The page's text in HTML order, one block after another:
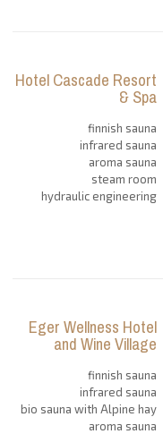
Hotel Cascade Resort
& Spa
finnish sauna
infrared sauna
aroma sauna
steam room
hydraulic engineering
Eger Wellness Hotel
and Wine Village
finnish sauna
infrared sauna
bio sauna with Alpine hay
aroma sauna